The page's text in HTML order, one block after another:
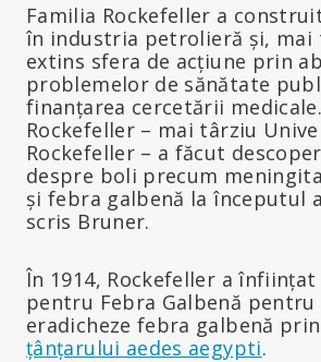
Familia Rockefeller a
în industria petrolieră și, mai
extins sfera de acțiune prin
problemelor de sănătate
finanțarea cercetării
Rockefeller – mai târziu
Rockefeller – a făcut
despre boli precum
și febra galbenă la începutul
scris Bruner.
În 1914, Rockefeller a înființat
pentru Febra Galbenă pentru
eradicheze febra galbenă
țânțarului aedes aegypti.